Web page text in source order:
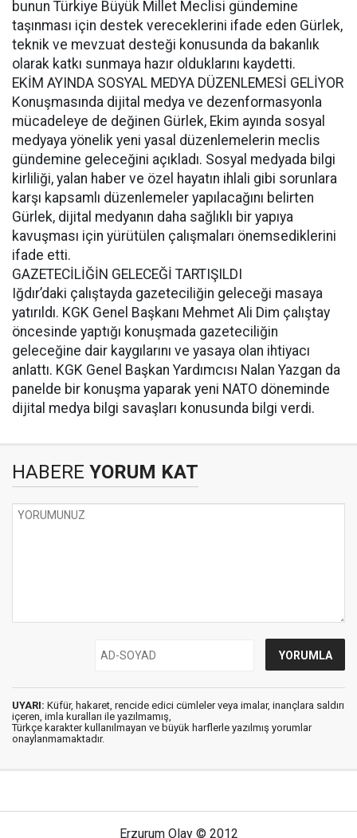
bunun Türkiye Büyük Millet Meclisi gündemine
taşınması için destek vereceklerini ifade eden Gürlek,
teknik ve mevzuat desteği konusunda da bakanlık
olarak katkı sunmaya hazır olduklarını kaydetti.
EKİM AYINDA SOSYAL MEDYA DÜZENLEMESİ GELİYOR
Konuşmasında dijital medya ve dezenformasyonla
mücadeleye de değinen Gürlek, Ekim ayında sosyal
medyaya yönelik yeni yasal düzenlemelerin meclis
gündemine geleceğini açıkladı. Sosyal medyada bilgi
kirliliği, yalan haber ve özel hayatın ihlali gibi sorunlara
karşı kapsamlı düzenlemeler yapılacağını belirten
Gürlek, dijital medyanın daha sağlıklı bir yapıya
kavuşması için yürütülen çalışmaları önemsediklerini
ifade etti.
GAZETECİLİĞİN GELECEĞİ TARTIŞILDI
Iğdır’daki çalıştayda gazeteciliğin geleceği masaya
yatırıldı. KGK Genel Başkanı Mehmet Ali Dim çalıştay
öncesinde yaptığı konuşmada gazeteciliğin
geleceğine dair kaygılarını ve yasaya olan ihtiyacı
anlattı. KGK Genel Başkan Yardımcısı Nalan Yazgan da
panelde bir konuşma yaparak yeni NATO döneminde
dijital medya bilgi savaşları konusunda bilgi verdi.
HABERE YORUM KAT
UYARI: Küfür, hakaret, rencide edici cümleler veya imalar, inançlara saldırı
içeren, imla kuralları ile yazılmamış,
Türkçe karakter kullanılmayan ve büyük harflerle yazılmış yorumlar
onaylanmamaktadır.
Erzurum Olay © 2012